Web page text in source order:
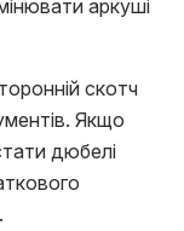
аркуші
скотч
Якщо
дюбелі